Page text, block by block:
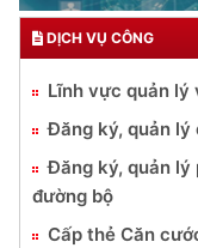
DỊCH VỤ CÔNG
Lĩnh vực quản lý
Đăng ký, quản lý
Đăng ký, quản lý
đường bộ
Cấp thẻ Căn